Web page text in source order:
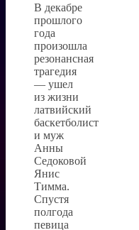
В декабре
прошлого
года
произошла
резонансная
трагедия
— ушел
из жизни
латвийский
баскетболист
и муж
Анны
Седоковой
Янис
Тимма.
Спустя
полгода
певица